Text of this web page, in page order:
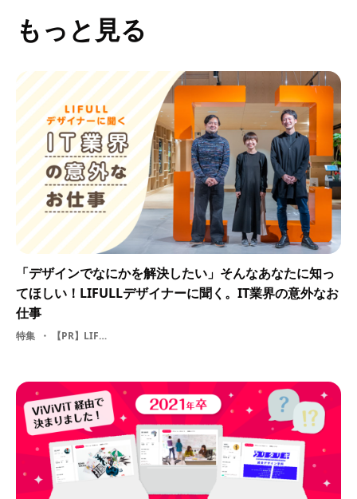
もっと見る
「デザインでなにかを解決したい」そんなあなたに知っ
てほしい！LIFULLデザイナーに聞く。IT業界の意外なお
仕事
特集 【PR】LIFULL